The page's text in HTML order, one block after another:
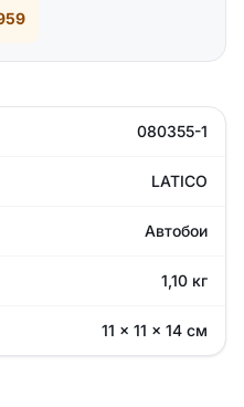
080355-1
LATICO
Автобои
1,10 кг
11 × 11 × 14 см